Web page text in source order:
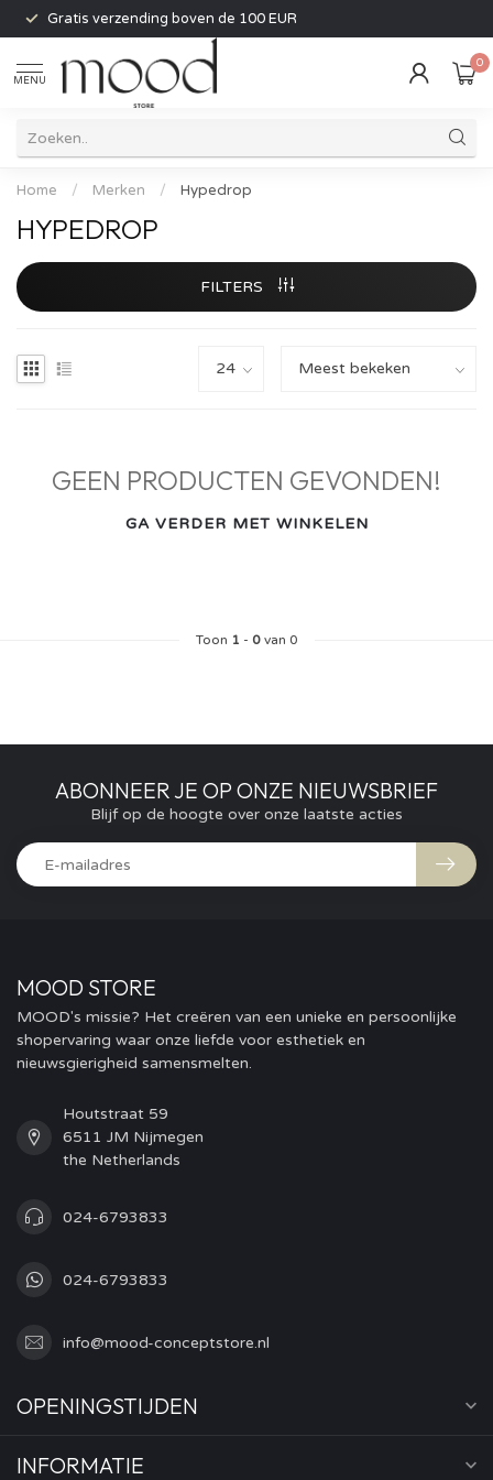
Gratis verzending boven de 100 EUR
MENU
0
Home / Merken / Hypedrop
HYPEDROP
FILTERS
GEEN PRODUCTEN GEVONDEN!
GA VERDER MET WINKELEN
Toon 1 - 0van 0
ABONNEER JE OP ONZE NIEUWSBRIEF
Blijf op de hoogte over onze laatste acties
MOOD STORE
MOOD's missie? Het creëren van een unieke en persoonlijke
shopervaring waar onze liefde voor esthetiek en
nieuwsgierigheid samensmelten.
Houtstraat 59
6511 JM Nijmegen
the Netherlands
024-6793833
024-6793833
info@mood-conceptstore.nl
OPENINGSTIJDEN
INFORMATIE